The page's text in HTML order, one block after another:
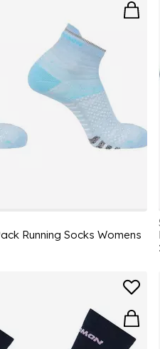
Running Socks Womens